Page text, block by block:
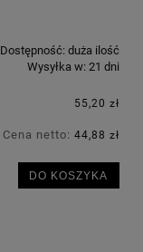
Dostępność: duża ilość
Wysyłka w: 21 dni
55,20 zł
Cena netto: 44,88 zł
DO KOSZYKA